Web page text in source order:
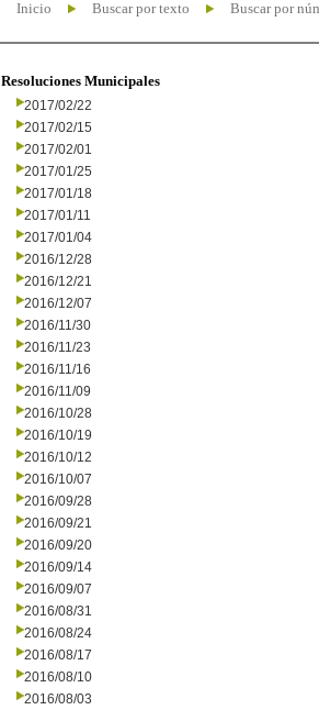
Inicio Buscar por texto Buscar por
Resoluciones Municipales
2017/02/22
2017/02/15
2017/02/01
2017/01/25
2017/01/18
2017/01/11
2017/01/04
2016/12/28
2016/12/21
2016/12/07
2016/11/30
2016/11/23
2016/11/16
2016/11/09
2016/10/28
2016/10/19
2016/10/12
2016/10/07
2016/09/28
2016/09/21
2016/09/20
2016/09/14
2016/09/07
2016/08/31
2016/08/24
2016/08/17
2016/08/10
2016/08/03